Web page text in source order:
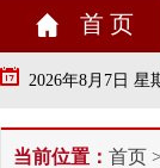
首 页
2026年8月7日 星
当前位置： 首页